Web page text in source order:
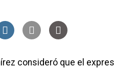
consideró que el